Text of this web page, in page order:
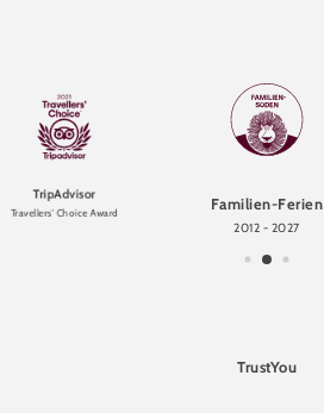
TripAdvisor
Travellers' Choice Award Familien-Ferien
2012 - 2027
TrustYou